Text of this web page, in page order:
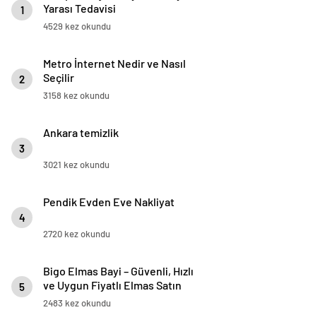
1
Yarası Tedavisi
4529 kez okundu
2
Metro İnternet Nedir ve Nasıl
Seçilir
3158 kez okundu
3
Ankara temizlik
3021 kez okundu
4
Pendik Evden Eve Nakliyat
2720 kez okundu
5
Bigo Elmas Bayi – Güvenli, Hızlı
ve Uygun Fiyatlı Elmas Satın
Almanın Yeni Adresi
2483 kez okundu